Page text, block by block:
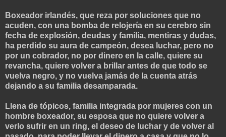
Boxeador irlandés, que reza por soluciones que no
acuden, con una bomba de relojería en su cerebro sin
fecha de explosión, deudas y familia, mentiras y dudas,
ha perdido su aura de campeón, desea luchar, pero no
por un cobrador, no por dinero en la calle, quiere su
revancha, quiere volver a brillar antes de que todo se
vuelva negro, y no vuelva jamás de la cuenta atrás
dejando a su familia desamparada.
Llena de tópicos, familia integrada por mujeres con un
hombre boxeador, su esposa que no quiere volver a
verlo sufrir en un ring, el deseo de luchar y de volver al